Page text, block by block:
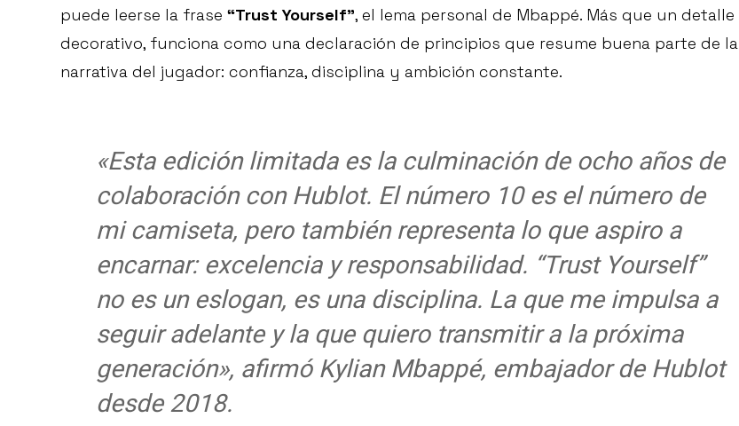
puede leerse la frase “Trust Yourself”, el lema personal de Mbappé. Más que un detalle
decorativo, funciona como una declaración de principios que resume buena parte de la
narrativa del jugador: confianza, disciplina y ambición constante.
«Esta edición limitada es la culminación de ocho años de
colaboración con Hublot. El número 10 es el número de
mi camiseta, pero también representa lo que aspiro a
encarnar: excelencia y responsabilidad. “Trust Yourself”
no es un eslogan, es una disciplina. La que me impulsa a
seguir adelante y la que quiero transmitir a la próxima
generación», afirmó Kylian Mbappé, embajador de Hublot
desde 2018.